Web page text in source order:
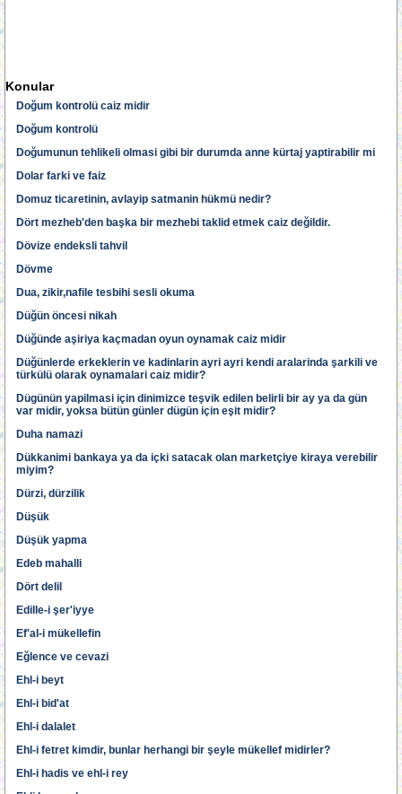
Konular
Doğum kontrolü caiz midir
Doğum kontrolü
Doğumunun tehlikeli olmasi gibi bir durumda anne kürtaj yaptirabilir mi
Dolar farki ve faiz
Domuz ticaretinin, avlayip satmanin hükmü nedir?
Dört mezheb'den başka bir mezhebi taklid etmek caiz değildir.
Dövize endeksli tahvil
Dövme
Dua, zikir,nafile tesbihi sesli okuma
Düğün öncesi nikah
Düğünde aşiriya kaçmadan oyun oynamak caiz midir
Düğünlerde erkeklerin ve kadinlarin ayri ayri kendi aralarinda şarkili ve
türkülü olarak oynamalari caiz midir?
Dügünün yapilmasi için dinimizce teşvik edilen belirli bir ay ya da gün
var midir, yoksa bütün günler dügün için eşit midir?
Duha namazi
Dükkanimi bankaya ya da içki satacak olan marketçiye kiraya verebilir
miyim?
Dürzi, dürzilik
Düşük
Düşük yapma
Edeb mahalli
Dört delil
Edille-i şer'iyye
Ef'al-i mükellefin
Eğlence ve cevazi
Ehl-i beyt
Ehl-i bid'at
Ehl-i dalalet
Ehl-i fetret kimdir, bunlar herhangi bir şeyle mükellef midirler?
Ehl-i hadis ve ehl-i rey